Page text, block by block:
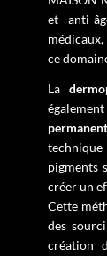
et anti-
ce
La
permanent
pigments
créer un
Cette
des
création